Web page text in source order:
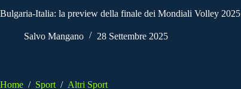
Bulgaria-Italia: la preview della finale dei Mondiali Volley 2025
Salvo Mangano 28 Settembre 2025
Home / Sport / Altri Sport